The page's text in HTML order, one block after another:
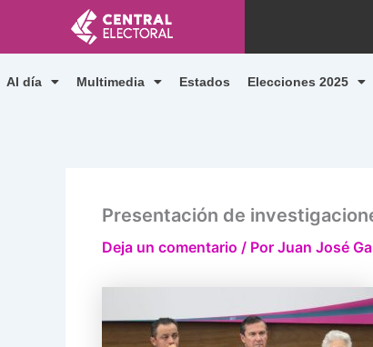
contenido
Al día Multimedia Estados Elecciones 2025
Presentación de
Deja un comentario / Por Juan José